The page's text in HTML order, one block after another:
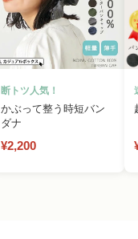
断トツ人気！
かぶって整う時短バン
ダナ
¥2,200